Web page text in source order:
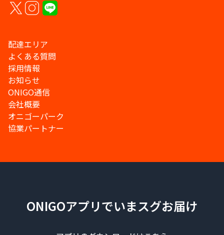
配達エリア
よくある質問
採用情報
お知らせ
ONIGO通信
会社概要
オニゴーパーク
協業パートナー
ONIGOアプリでいまスグお届け